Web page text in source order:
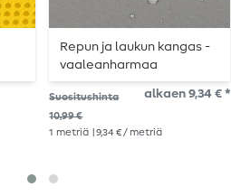
Repun ja laukun kangas -
vaaleanharmaa
Suositushinta
10,99 €
alkaen 9,34 € *
1 metriä | 9,34 € / metriä